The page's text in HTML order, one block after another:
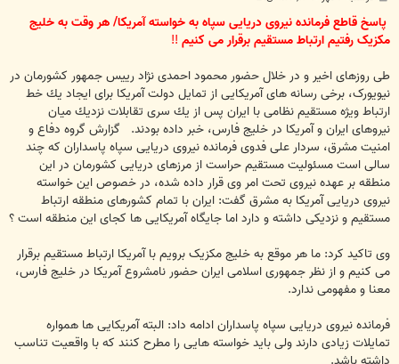
ت
پاسخ قاطع فرمانده نیروی دریایی سپاه به خواسته آمریکا/ هر وقت به خلیج
مکزیک رفتیم ارتباط مستقیم برقرار می کنیم !!
طی روزهای اخیر و در خلال حضور محمود احمدی نژاد رییس جمهور کشورمان در
نیویورک، برخی رسانه های آمریكایی از تمایل دولت آمریكا برای ایجاد یك خط
ارتباط ویژه مستقیم نظامی با ایران پس از یك سری تقابلات نزدیك میان
نیروهای ایران و آمریكا در خلیج فارس، خبر داده بودند. گزارش گروه دفاع و
امنیت مشرق، سردار علی فدوی فرمانده نیروی دریایی سپاه پاسداران که چند
سالی است مسئولیت مستقیم حراست از مرزهای دریایی کشورمان در این
منطقه بر عهده نیروی تحت امر وی قرار داده شده، در خصوص این خواسته
نیروی دریایی آمریکا به مشرق گفت: ایران با تمام کشورهای منطقه ارتباط
مستقیم و نزدیکی داشته و دارد اما جایگاه آمریکایی ها کجای این منطقه است ؟
وی تاکید کرد: ما هر موقع به خلیج مکزیک برویم با آمریکا ارتباط مستقیم برقرار
می کنیم و از نظر جمهوری اسلامی ایران حضور نامشروع آمریکا در خلیج فارس،
معنا و مفهومی ندارد.
فرمانده نیروی دریایی سپاه پاسداران ادامه داد: البته آمریکایی ها همواره
تمایلات زیادی دارند ولی باید خواسته هایی را مطرح کنند که با واقعیت تناسب